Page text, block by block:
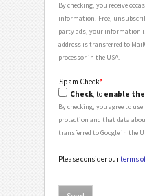
By checking, you receive
information. Free,
party ads, your information
address is transferred to
processor in the USA.
Spam Check*
Check, to enable
By checking, you agree to use
protection and that data
transferred to Google in the
Please consider ourterms